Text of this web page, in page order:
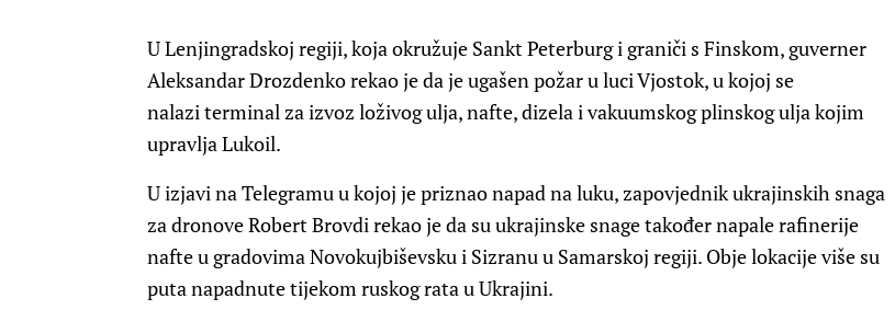
U Lenjingradskoj regiji, koja okružuje Sankt Peterburg i graniči s Finskom, guverner
Aleksandar Drozdenko rekao je da je ugašen požar u luci Vjostok, u kojoj se
nalazi terminal za izvoz loživog ulja, nafte, dizela i vakuumskog plinskog ulja kojim
upravlja Lukoil.
U izjavi na Telegramu u kojoj je priznao napad na luku, zapovjednik ukrajinskih snaga
za dronove Robert Brovdi rekao je da su ukrajinske snage također napale rafinerije
nafte u gradovima Novokujbiševsku i Sizranu u Samarskoj regiji. Obje lokacije više su
puta napadnute tijekom ruskog rata u Ukrajini.